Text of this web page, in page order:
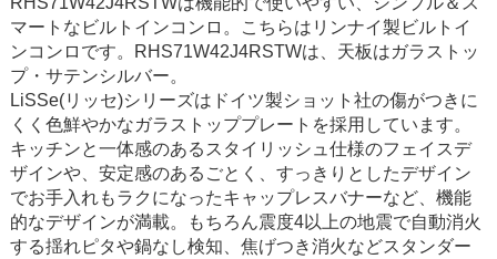
マートなビルトインコンロ。こちらはリンナイ製ビルトイ
ンコンロです。RHS71W42J4RSTWは、天板はガラストッ
プ・サテンシルバー。
LiSSe(リッセ)シリーズはドイツ製ショット社の傷がつきに
くく色鮮やかなガラストッププレートを採用しています。
キッチンと一体感のあるスタイリッシュ仕様のフェイスデ
ザインや、安定感のあるごとく、すっきりとしたデザイン
でお手入れもラクになったキャップレスバナーなど、機能
的なデザインが満載。もちろん震度4以上の地震で自動消火
する揺れピタや鍋なし検知、焦げつき消火などスタンダー